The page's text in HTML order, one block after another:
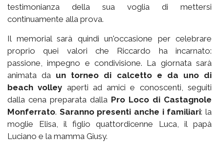
testimonianza della sua voglia di mettersi
continuamente alla prova.
Il memorial sarà quindi un'occasione per celebrare
proprio quei valori che Riccardo ha incarnato:
passione, impegno e condivisione. La giornata sarà
animata da un torneo di calcetto e da uno di
beach volley aperti ad amici e conoscenti, seguiti
dalla cena preparata dalla Pro Loco di Castagnole
Monferrato. Saranno presenti anche i familiari: la
moglie Elisa, il figlio quattordicenne Luca, il papà
Luciano e la mamma Giusy.